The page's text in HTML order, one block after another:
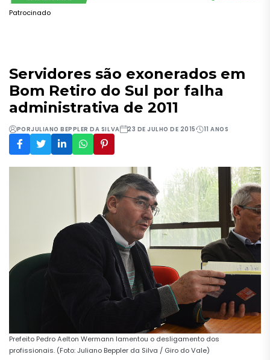
Patrocinado
Servidores são exonerados em
Bom Retiro do Sul por falha
administrativa de 2011
PORJULIANO BEPPLER DA SILVA 23 DE JULHO DE 2015 11 ANOS
Prefeito Pedro Aelton Wermann lamentou o desligamento dos
profissionais. (Foto: Juliano Beppler da Silva / Giro do Vale)